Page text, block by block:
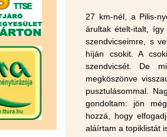
27 km-nél, a Pilis-
árultak ételt-italt,
szendvicseimre, s
híján csokit. A
szendvicsét. De
megköszönve
pusztulásommal.
gondoltam: jön
hozzá, hogy
aláírtam a topiklistát